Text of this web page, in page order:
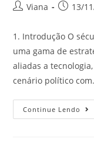
Viana 13/
1. Introdução O
uma gama de
aliadas a
cenário político
Continue Lendo